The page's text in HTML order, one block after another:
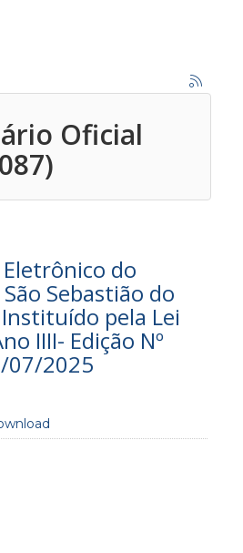
Oficial
do
Sebastião do
pela Lei
IIII- Edição Nº
07/2025